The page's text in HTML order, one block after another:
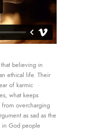
believing in
ethical life. Their
of karmic
what keeps
from overcharging
as sad as the
in God people